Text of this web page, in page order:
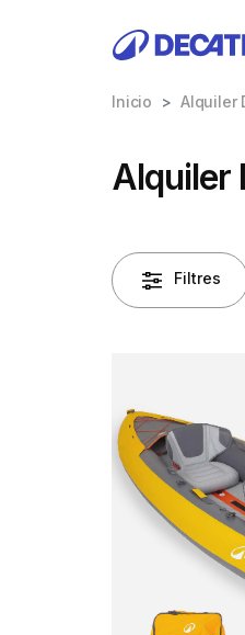
Inicio Alquiler
Alquiler
Filtres